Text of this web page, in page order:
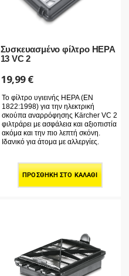
Συσκευασμένο φίλτρο HEPA
13 VC 2
19,99€
Το φίλτρο υγιεινής HEPA (EN
1822:1998) για την ηλεκτρική
σκούπα αναρρόφησης Kärcher VC 2
φιλτράρει με ασφάλεια και αξιοπιστία
ακόμα και την πιο λεπτή σκόνη.
Ιδανικό για άτομα με αλλεργίες.
ΠΡΟΣΘΉΚΗ ΣΤΟ ΚΑΛΆΘΙ